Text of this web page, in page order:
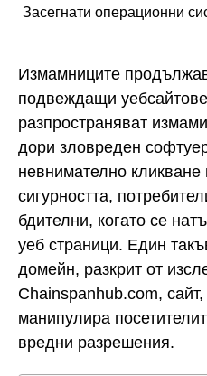
Засегнати операционни
Измамниците
подвеждащи
разпространяват
дори зловреден
невнимателно
сигурността,
бдителни, когато се
уеб страници. Един
домейн, разкрит от
Chainspanhub.com,
манипулира
вредни разрешения.